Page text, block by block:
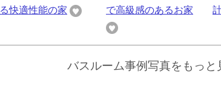
る快適性能の家
で高級感のあるお家
バスルーム事例写真をもっと